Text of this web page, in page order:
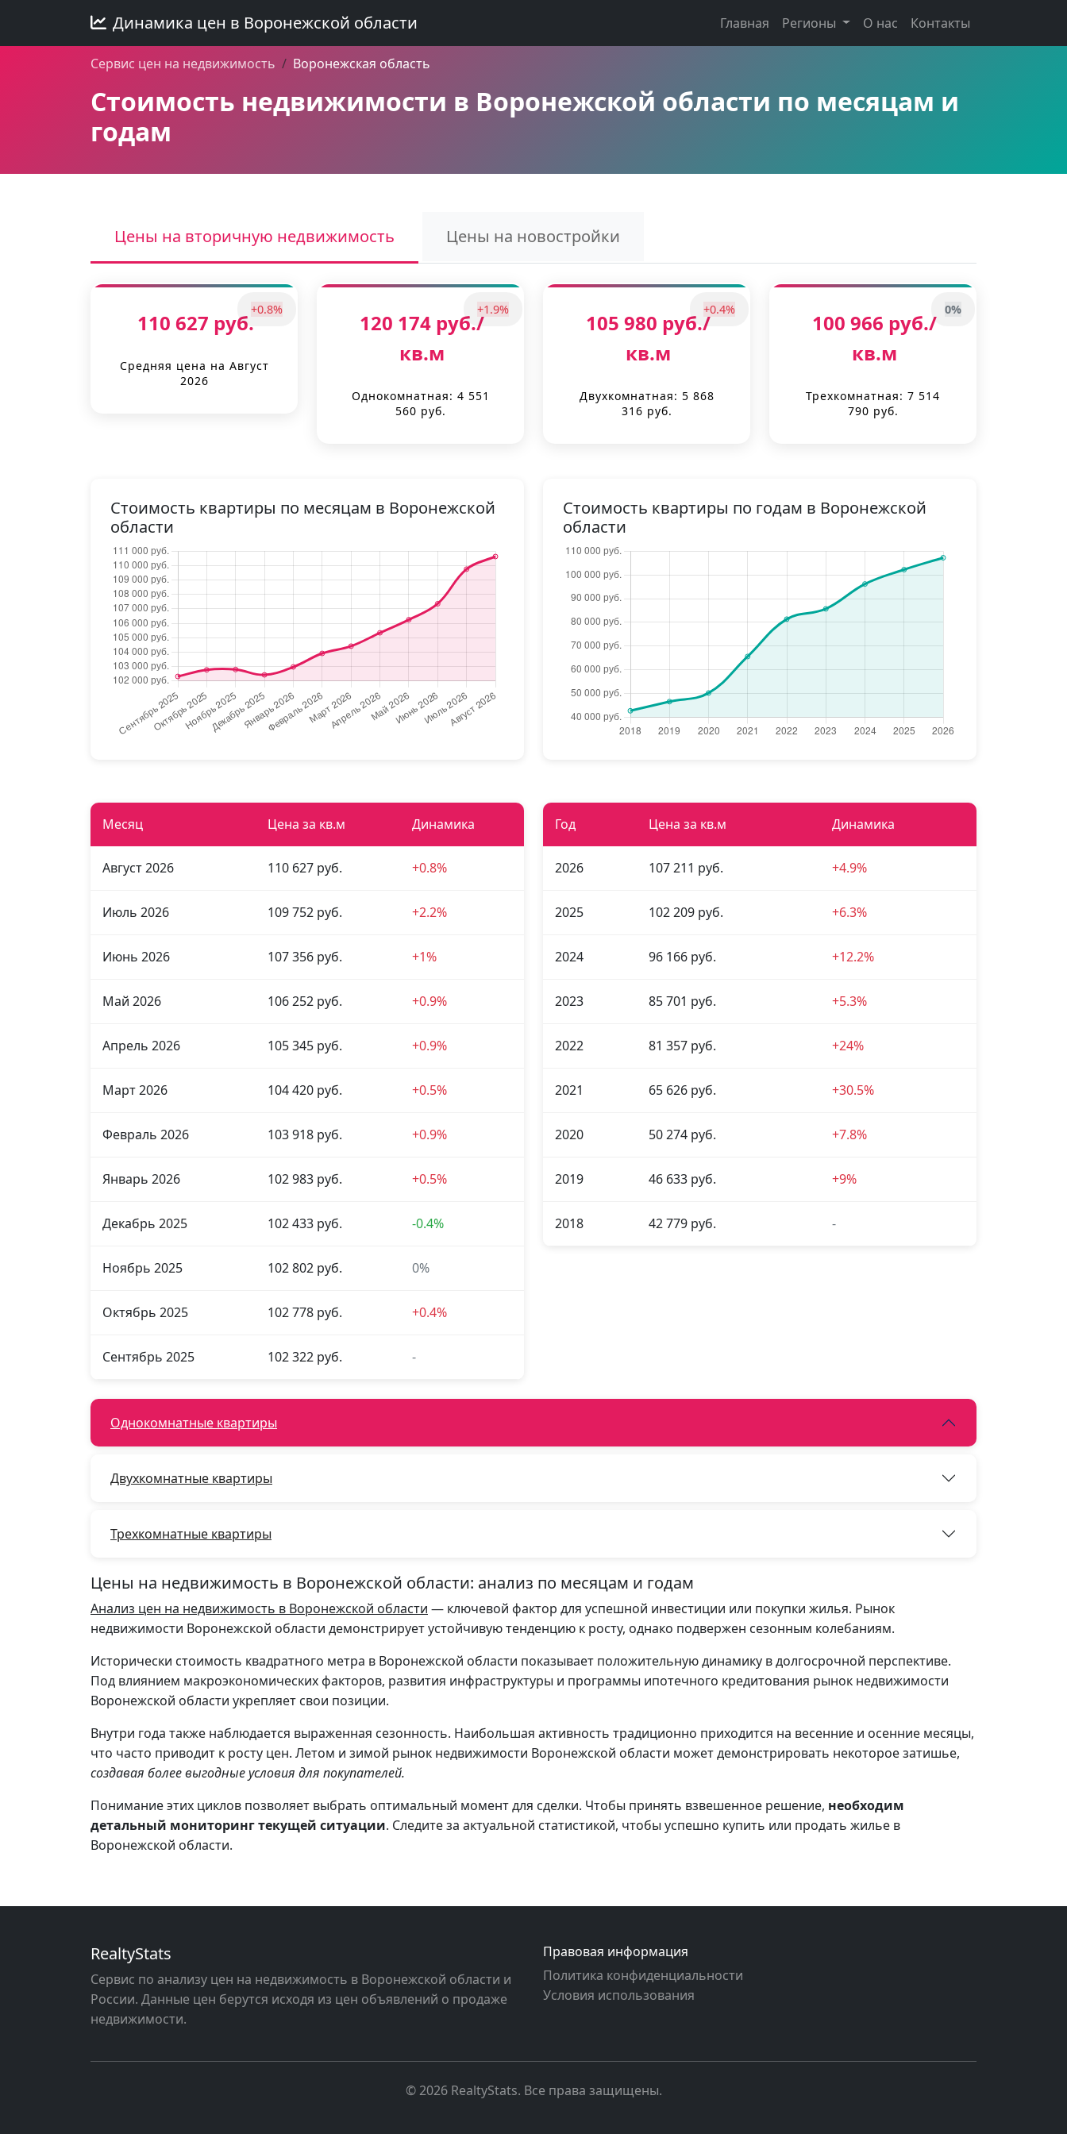
Динамика цен в Воронежской области Главная Регионы О нас Контакты
Сервис цен на недвижимость Воронежская область
Стоимость недвижимости в Воронежской области по месяцам и
годам
Цены на вторичную недвижимость Цены на новостройки
110 627 руб.
+0.8%
Средняя цена на Август
2026
120 174 руб./
кв.м
+1.9%
Однокомнатная: 4 551
560 руб.
105 980 руб./
кв.м
+0.4%
Двухкомнатная: 5 868
316 руб.
100 966 руб./
кв.м
0%
Трехкомнатная: 7 514
790 руб.
Стоимость квартиры по месяцам в Воронежской
области
Стоимость квартиры по годам в Воронежской
области
Месяц Цена за кв.м Динамика
Август 2026 110 627 руб. +0.8%
Июль 2026 109 752 руб. +2.2%
Июнь 2026 107 356 руб. +1%
Май 2026 106 252 руб. +0.9%
Апрель 2026 105 345 руб. +0.9%
Март 2026 104 420 руб. +0.5%
Февраль 2026 103 918 руб. +0.9%
Январь 2026 102 983 руб. +0.5%
Декабрь 2025 102 433 руб. -0.4%
Ноябрь 2025 102 802 руб. 0%
Октябрь 2025 102 778 руб. +0.4%
Сентябрь 2025 102 322 руб. -
Год Цена за кв.м Динамика
2026 107 211 руб. +4.9%
2025 102 209 руб. +6.3%
2024 96 166 руб. +12.2%
2023 85 701 руб. +5.3%
2022 81 357 руб. +24%
2021 65 626 руб. +30.5%
2020 50 274 руб. +7.8%
2019 46 633 руб. +9%
2018 42 779 руб. -
Однокомнатные квартиры
Двухкомнатные квартиры
Трехкомнатные квартиры
Цены на недвижимость в Воронежской области: анализ по месяцам и годам
Анализ цен на недвижимость в Воронежской области — ключевой фактор для успешной инвестиции или покупки жилья. Рынок
недвижимости Воронежской области демонстрирует устойчивую тенденцию к росту, однако подвержен сезонным колебаниям.
Исторически стоимость квадратного метра в Воронежской области показывает положительную динамику в долгосрочной перспективе.
Под влиянием макроэкономических факторов, развития инфраструктуры и программы ипотечного кредитования рынок недвижимости
Воронежской области укрепляет свои позиции.
Внутри года также наблюдается выраженная сезонность. Наибольшая активность традиционно приходится на весенние и осенние месяцы,
что часто приводит к росту цен. Летом и зимой рынок недвижимости Воронежской области может демонстрировать некоторое затишье,
создавая более выгодные условия для покупателей.
Понимание этих циклов позволяет выбрать оптимальный момент для сделки. Чтобы принять взвешенное решение, необходим
детальный мониторинг текущей ситуации. Следите за актуальной статистикой, чтобы успешно купить или продать жилье в
Воронежской области.
RealtyStats
Сервис по анализу цен на недвижимость в Воронежской области и
России. Данные цен берутся исходя из цен объявлений о продаже
недвижимости.
Правовая информация
Политика конфиденциальности
Условия использования
© 2026 RealtyStats. Все права защищены.